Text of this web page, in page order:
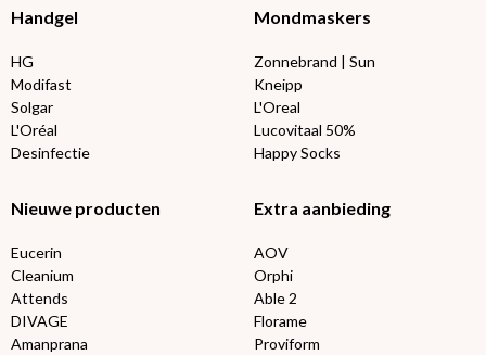
Handgel
HG
Modifast
Solgar
L'Oréal
Desinfectie
Mondmaskers
Zonnebrand | Sun
Kneipp
L'Oreal
Lucovitaal 50%
Happy Socks
Nieuwe producten
Eucerin
Cleanium
Attends
DIVAGE
Amanprana
Extra aanbieding
AOV
Orphi
Able 2
Florame
Proviform